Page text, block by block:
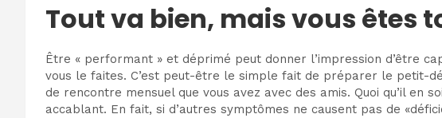
Tout va bien, mais vous êtes
Être « performant » et déprimé peut donner l’impression d’être
vous le faites. C’est peut-être le simple fait de préparer le petit-
de rencontre mensuel que vous avez avec des amis. Quoi qu’il
accablant. En fait, si d’autres symptômes ne causent pas de